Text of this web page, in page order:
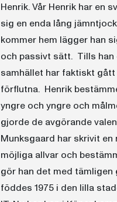
Henrik. Vår Henrik har en
sig en enda lång
kommer hem lägger han
och passivt sätt. Tills han
samhället har faktiskt gått
förflutna. Henrik
yngre och yngre och
gjorde de avgörande
Munksgaard har skrivit
möjliga allvar och
gör han det med tämligen
föddes 1975 i den lilla